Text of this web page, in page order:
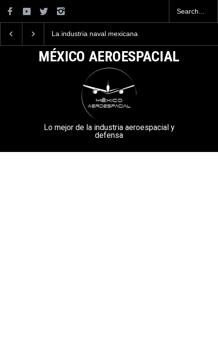
La industria naval mexicana
la Armada de México
mexicanos cuesta 2.9
millones de dólares
MÉXICO AEROESPACIAL
Lo mejor de la industria aeroespacial y
defensa